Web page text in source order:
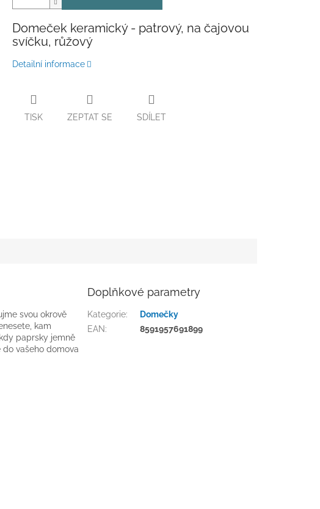
Domeček keramický - patrový, na čajovou
svíčku, růžový
Detailní informace
TISK ZEPTAT SE SDÍLET
svou okrově
kam
paprsky jemně
do vašeho domova
Doplňkové parametry
Kategorie:
Domečky
EAN: 8591957691899